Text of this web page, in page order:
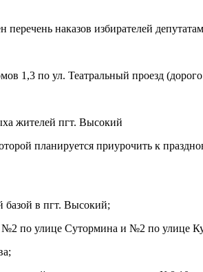
наказов избирателей
1,3 по ул. Театральный проезд
жителей пгт. Высокий
планируется приурочить к
базой в пгт. Высокий;
№2 по улице Сутормина и №2 по улице